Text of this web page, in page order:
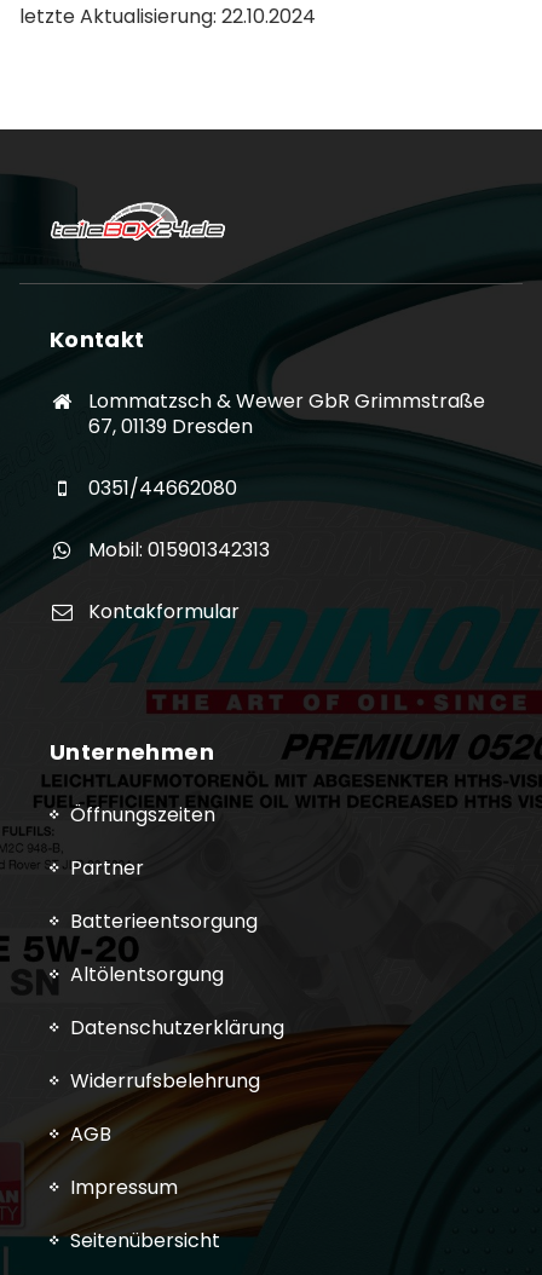
letzte Aktualisierung: 22.10.2024
Kontakt
Lommatzsch & Wewer GbR Grimmstraße
67, 01139 Dresden
0351/44662080
Mobil: 015901342313
Kontakformular
Unternehmen
Öffnungszeiten
Partner
Batterieentsorgung
Altölentsorgung
Datenschutzerklärung
Widerrufsbelehrung
AGB
Impressum
Seitenübersicht